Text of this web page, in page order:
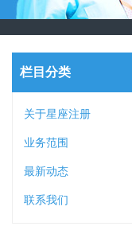
栏目分类
关于星座注册
业务范围
最新动态
联系我们